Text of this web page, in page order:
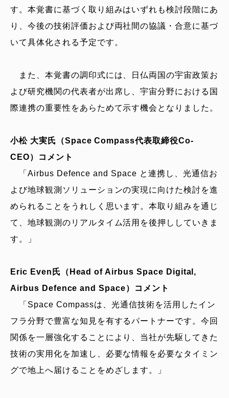
す。本覚書に基づく取り組みはいずれも検討段階にあ
り、今後の技術評価および両社間の協議・合意に基づ
いて具体化される予定です。
また、本覚書の調印式には、日仏両国の宇宙政策お
よび研究機関の代表者が出席し、宇宙分野における国
際連携の重要性をあらためて示す機会となりました。
小松 大実氏（Space Compass代表取締役Co-
CEO）コメント
「Airbus Defence and Space と連携し、光通信お
よび地球観測ソリューションの実現に向けた検討を進
められることをうれしく思います。本取り組みを通じ
て、地球観測のリアルタイム活用を後押ししていきま
す。」
Eric Even氏（Head of Airbus Space Digital,
Airbus Defence and Space）コメント
「Space Compassは、光通信技術を活用したイン
フラ分野で豊富な知見を有するパートナーです。今回
関係を一層強化することにより、当社が先駆してきた
技術の実用化を加速し、必要な情報を必要なタイミン
グで地上へ届けることをめざします。」